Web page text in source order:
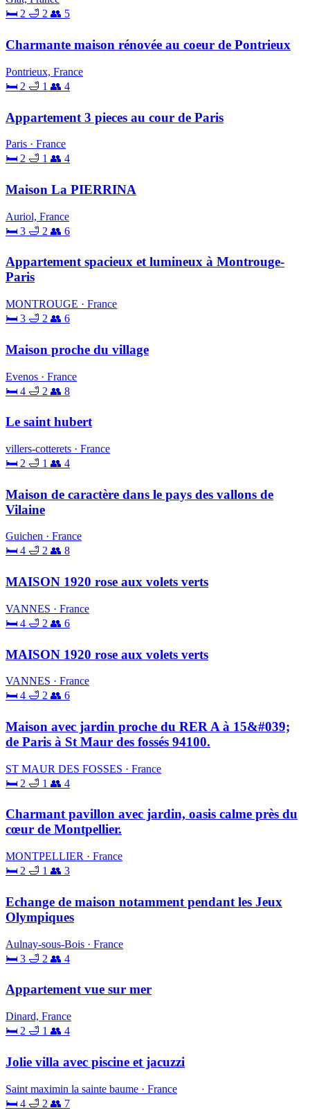
🛏 2 🛁 2 👥 5
Charmante maison rénovée au coeur de Pontrieux
Pontrieux, France
🛏 2 🛁 1 👥 4
Appartement 3 pieces au cour de Paris
Paris · France
🛏 2 🛁 1 👥 4
Maison La PIERRINA
Auriol, France
🛏 3 🛁 2 👥 6
Appartement spacieux et lumineux à Montrouge-
Paris
MONTROUGE · France
🛏 3 🛁 2 👥 6
Maison proche du village
Evenos · France
🛏 4 🛁 2 👥 8
Le saint hubert
villers-cotterets · France
🛏 2 🛁 1 👥 4
Maison de caractère dans le pays des vallons de
Vilaine
Guichen · France
🛏 4 🛁 2 👥 8
MAISON 1920 rose aux volets verts
VANNES · France
🛏 4 🛁 2 👥 6
MAISON 1920 rose aux volets verts
VANNES · France
🛏 4 🛁 2 👥 6
Maison avec jardin proche du RER A à 15&#039;
de Paris à St Maur des fossés 94100.
ST MAUR DES FOSSES · France
🛏 2 🛁 1 👥 4
Charmant pavillon avec jardin, oasis calme près du
cœur de Montpellier.
MONTPELLIER · France
🛏 2 🛁 1 👥 3
Echange de maison notamment pendant les Jeux
Olympiques
Aulnay-sous-Bois · France
🛏 3 🛁 2 👥 4
Appartement vue sur mer
Dinard, France
🛏 2 🛁 1 👥 4
Jolie villa avec piscine et jacuzzi
Saint maximin la sainte baume · France
🛏 4 🛁 2 👥 7